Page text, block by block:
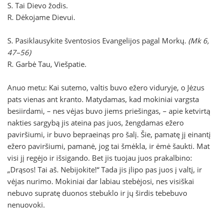
S. Tai Dievo žodis.
R. Dėkojame Dievui.
S. Pasiklausykite šventosios Evangelijos pagal Morkų. (Mk 6,
47–56)
R. Garbė Tau, Viešpatie.
Anuo metu: Kai sutemo, valtis buvo ežero viduryje, o Jėzus
pats vienas ant kranto. Matydamas, kad mokiniai vargsta
besiirdami, – nes vėjas buvo jiems priešingas, – apie ketvirtą
nakties sargybą jis ateina pas juos, žengdamas ežero
paviršiumi, ir buvo bepraeinąs pro šalį. Šie, pamatę jį einantį
ežero paviršiumi, pamanė, jog tai šmėkla, ir ėmė šaukti. Mat
visi jį regėjo ir išsigando. Bet jis tuojau juos prakalbino:
„Drąsos! Tai aš. Nebijokite!“ Tada jis įlipo pas juos į valtį, ir
vėjas nurimo. Mokiniai dar labiau stebėjosi, nes visiškai
nebuvo supratę duonos stebuklo ir jų širdis tebebuvo
nenuovoki.